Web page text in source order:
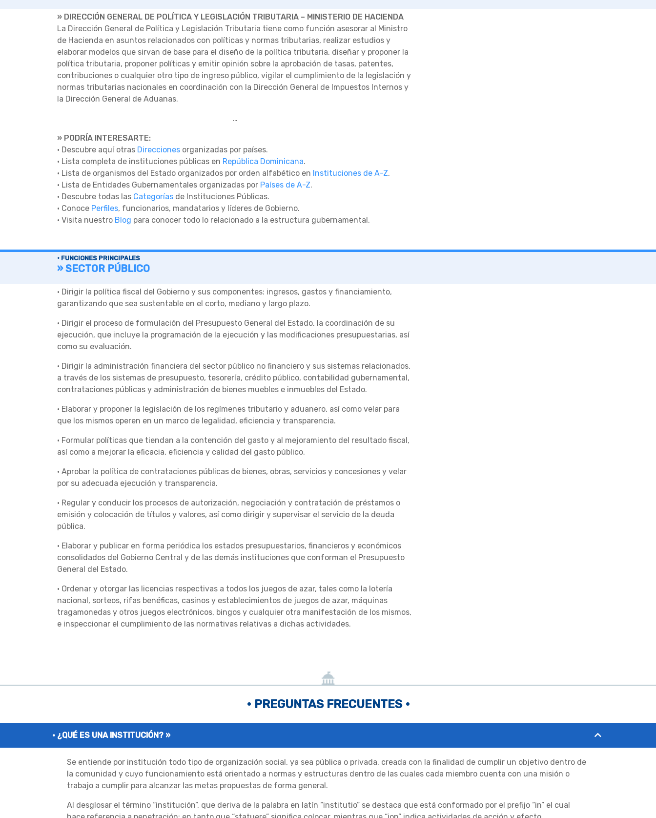
» DIRECCIÓN GENERAL DE POLÍTICA Y LEGISLACIÓN TRIBUTARIA – MINISTERIO DE HACIENDA
La Dirección General de Política y Legislación Tributaria tiene como función asesorar al Ministro
de Hacienda en asuntos relacionados con políticas y normas tributarias, realizar estudios y
elaborar modelos que sirvan de base para el diseño de la política tributaria, diseñar y proponer la
política tributaria, proponer políticas y emitir opinión sobre la aprobación de tasas, patentes,
contribuciones o cualquier otro tipo de ingreso público, vigilar el cumplimiento de la legislación y
normas tributarias nacionales en coordinación con la Dirección General de Impuestos Internos y
la Dirección General de Aduanas.
…
» PODRÍA INTERESARTE:
• Descubre aquí otras Direcciones organizadas por países.
• Lista completa de instituciones públicas en República Dominicana.
• Lista de organismos del Estado organizados por orden alfabético en Instituciones de A-Z.
• Lista de Entidades Gubernamentales organizadas por Países de A-Z.
• Descubre todas las Categorías de Instituciones Públicas.
• Conoce Perfiles, funcionarios, mandatarios y líderes de Gobierno.
• Visita nuestro Blog para conocer todo lo relacionado a la estructura gubernamental.
• FUNCIONES PRINCIPALES
» SECTOR PÚBLICO
• Dirigir la política fiscal del Gobierno y sus componentes: ingresos, gastos y financiamiento,
garantizando que sea sustentable en el corto, mediano y largo plazo.
• Dirigir el proceso de formulación del Presupuesto General del Estado, la coordinación de su
ejecución, que incluye la programación de la ejecución y las modificaciones presupuestarias, así
como su evaluación.
• Dirigir la administración financiera del sector público no financiero y sus sistemas relacionados,
a través de los sistemas de presupuesto, tesorería, crédito público, contabilidad gubernamental,
contrataciones públicas y administración de bienes muebles e inmuebles del Estado.
• Elaborar y proponer la legislación de los regímenes tributario y aduanero, así como velar para
que los mismos operen en un marco de legalidad, eficiencia y transparencia.
• Formular políticas que tiendan a la contención del gasto y al mejoramiento del resultado fiscal,
así como a mejorar la eficacia, eficiencia y calidad del gasto público.
• Aprobar la política de contrataciones públicas de bienes, obras, servicios y concesiones y velar
por su adecuada ejecución y transparencia.
• Regular y conducir los procesos de autorización, negociación y contratación de préstamos o
emisión y colocación de títulos y valores, así como dirigir y supervisar el servicio de la deuda
pública.
• Elaborar y publicar en forma periódica los estados presupuestarios, financieros y económicos
consolidados del Gobierno Central y de las demás instituciones que conforman el Presupuesto
General del Estado.
• Ordenar y otorgar las licencias respectivas a todos los juegos de azar, tales como la lotería
nacional, sorteos, rifas benéficas, casinos y establecimientos de juegos de azar, máquinas
tragamonedas y otros juegos electrónicos, bingos y cualquier otra manifestación de los mismos,
e inspeccionar el cumplimiento de las normativas relativas a dichas actividades.
• PREGUNTAS FRECUENTES •
¿QUÉ ES UNA INSTITUCIÓN? »
Se entiende por institución todo tipo de organización social, ya sea pública o privada, creada con la finalidad de cumplir un objetivo dentro de
la comunidad y cuyo funcionamiento está orientado a normas y estructuras dentro de las cuales cada miembro cuenta con una misión o
trabajo a cumplir para alcanzar las metas propuestas de forma general.
Al desglosar el término “institución”, que deriva de la palabra en latín “institutio” se destaca que está conformado por el prefijo “in” el cual